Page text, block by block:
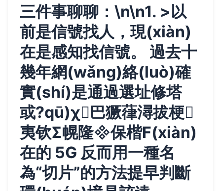
三件事聊聊：\n\n1. >以
前是信號找人，現(xiàn)
在是感知找信號。
過去十
幾年網(wǎng)絡(luò)確
實(shí)是通過選址修塔
或?qū)χ巴獗葎潯拔梗
夷钦Σ幌隆保楷F(xiàn)
在的 5G 反而用一種名
為“切片”的方法提早判斷